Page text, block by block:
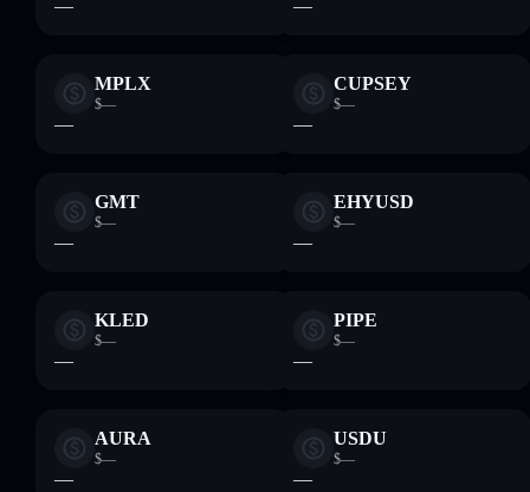
— —
MPLX
$—
—
CUPSEY
$—
—
GMT
$—
—
EHYUSD
$—
—
KLED
$—
—
PIPE
$—
—
AURA
$—
—
USDU
$—
—